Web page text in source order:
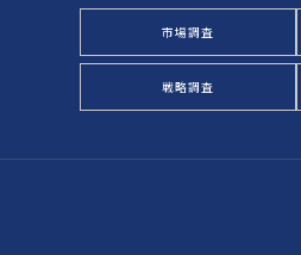
市場調査
戦略調査